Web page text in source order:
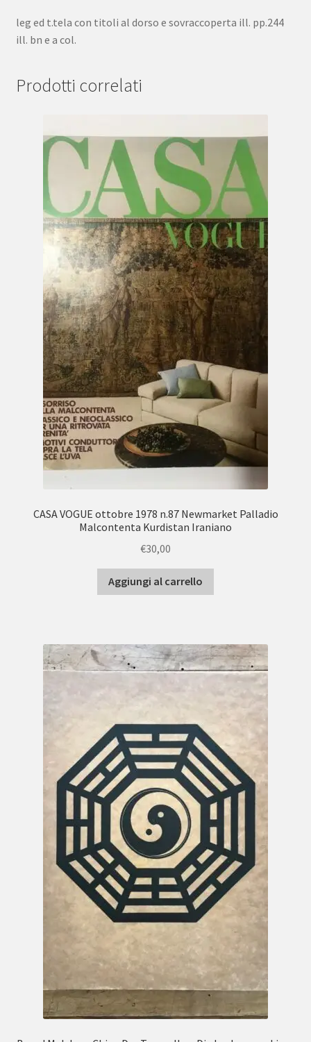
leg ed t.tela con titoli al dorso e sovraccoperta ill. pp.244
ill. bn e a col.
Prodotti correlati
CASA VOGUE ottobre 1978 n.87 Newmarket Palladio
Malcontenta Kurdistan Iraniano
€30,00
Aggiungi al carrello